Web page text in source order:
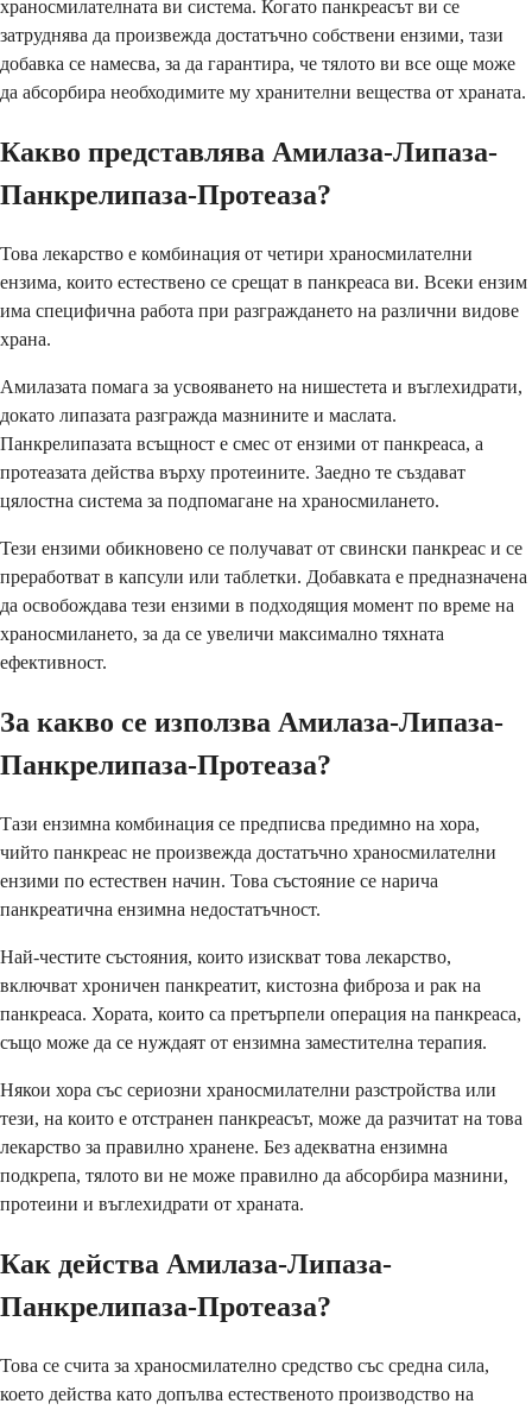
храносмилателната ви система. Когато панкреасът ви се
затруднява да произвежда достатъчно собствени ензими, тази
добавка се намесва, за да гарантира, че тялото ви все още може
да абсорбира необходимите му хранителни вещества от храната.
Какво представлява Амилаза-Липаза-
Панкрелипаза-Протеаза?
Това лекарство е комбинация от четири храносмилателни
ензима, които естествено се срещат в панкреаса ви. Всеки ензим
има специфична работа при разграждането на различни видове
храна.
Амилазата помага за усвояването на нишестета и въглехидрати,
докато липазата разгражда мазнините и маслата.
Панкрелипазата всъщност е смес от ензими от панкреаса, а
протеазата действа върху протеините. Заедно те създават
цялостна система за подпомагане на храносмилането.
Тези ензими обикновено се получават от свински панкреас и се
преработват в капсули или таблетки. Добавката е предназначена
да освобождава тези ензими в подходящия момент по време на
храносмилането, за да се увеличи максимално тяхната
ефективност.
За какво се използва Амилаза-Липаза-
Панкрелипаза-Протеаза?
Тази ензимна комбинация се предписва предимно на хора,
чийто панкреас не произвежда достатъчно храносмилателни
ензими по естествен начин. Това състояние се нарича
панкреатична ензимна недостатъчност.
Най-честите състояния, които изискват това лекарство,
включват хроничен панкреатит, кистозна фиброза и рак на
панкреаса. Хората, които са претърпели операция на панкреаса,
също може да се нуждаят от ензимна заместителна терапия.
Някои хора със сериозни храносмилателни разстройства или
тези, на които е отстранен панкреасът, може да разчитат на това
лекарство за правилно хранене. Без адекватна ензимна
подкрепа, тялото ви не може правилно да абсорбира мазнини,
протеини и въглехидрати от храната.
Как действа Амилаза-Липаза-
Панкрелипаза-Протеаза?
Това се счита за храносмилателно средство със средна сила,
което действа като допълва естественото производство на